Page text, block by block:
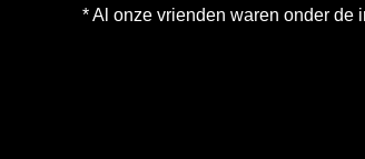
* Al onze vrienden waren onder de